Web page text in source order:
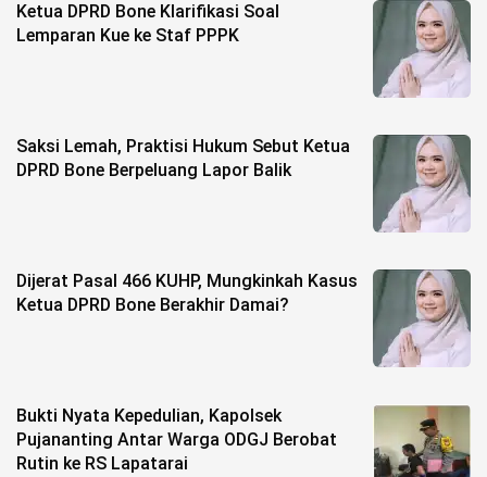
Ketua DPRD Bone Klarifikasi Soal
Lemparan Kue ke Staf PPPK
Saksi Lemah, Praktisi Hukum Sebut Ketua
DPRD Bone Berpeluang Lapor Balik
Dijerat Pasal 466 KUHP, Mungkinkah Kasus
Ketua DPRD Bone Berakhir Damai?
Bukti Nyata Kepedulian, Kapolsek
Pujananting Antar Warga ODGJ Berobat
Rutin ke RS Lapatarai